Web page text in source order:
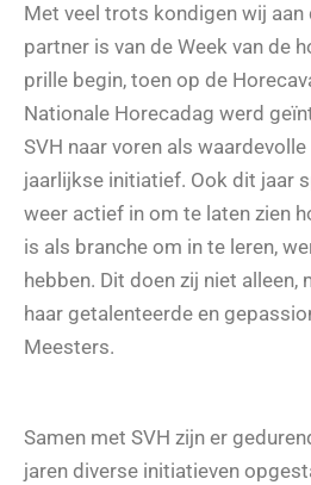
Met veel trots kondigen wij aan
partner is van de Week van de
prille begin, toen op de
Nationale Horecadag werd
SVH naar voren als
jaarlijkse initiatief. Ook dit jaar
weer actief in om te laten zien
is als branche om in te leren,
hebben. Dit doen zij niet alleen,
haar getalenteerde en
Meesters.
Samen met SVH zijn er
jaren diverse initiatieven